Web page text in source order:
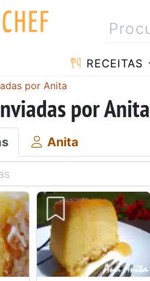
RECEITAS
por Anita
por Anita
Anita